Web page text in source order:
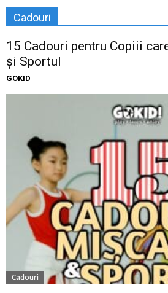
Cadouri
15 Cadouri pentru Copiii
și Sportul
GOKID
Cadouri